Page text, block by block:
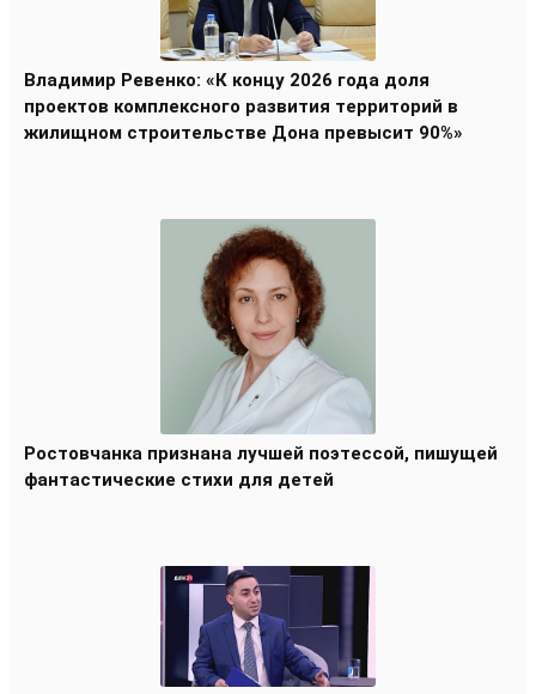
Владимир Ревенко: «К концу 2026 года доля
проектов комплексного развития территорий в
жилищном строительстве Дона превысит 90%»
Ростовчанка признана лучшей поэтессой, пишущей
фантастические стихи для детей